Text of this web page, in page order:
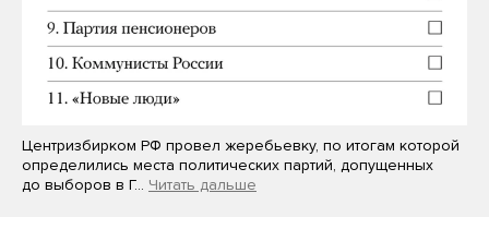
Центризбирком РФ провел жеребьевку, по итогам которой
определились места политических партий, допущенных
до выборов в Г… Читать дальше